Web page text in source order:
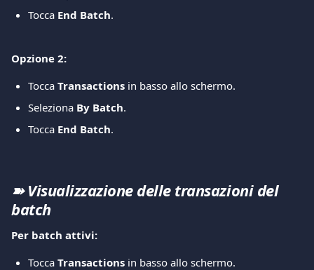
Tocca End Batch.
Opzione 2:
Tocca Transactions in basso allo schermo.
Seleziona By Batch.
Tocca End Batch.
➽ Visualizzazione delle transazioni del
batch
Per batch attivi:
Tocca Transactions in basso allo schermo.